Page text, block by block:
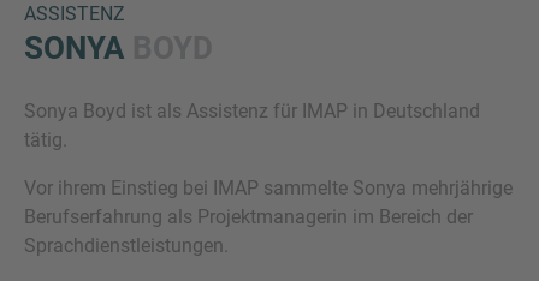
ASSISTENZ
SONYA
Sonya Boyd ist als Assistenz für IMAP in Deutschland
tätig.
Vor ihrem Einstieg bei IMAP sammelte Sonya mehrjährige
Berufserfahrung als Projektmanagerin im Bereich der
Sprachdienstleistungen.
Inquiry